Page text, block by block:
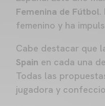
Femenina de Fútbol.
femenino y ha
Cabe destacar que
Spain en cada una
Todas las
jugadora y